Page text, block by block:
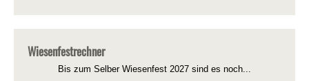
Wiesenfestrechner
Bis zum Selber Wiesenfest 2027 sind es noch...